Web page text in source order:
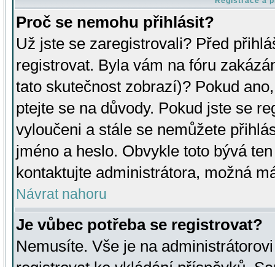
Proč se nemohu přihlásit?
Už jste se zaregistrovali? Před
registrovat. Byla vám na fóru
tato skutečnost zobrazí)? Pokud
ptejte se na důvody. Pokud jste se
vyloučeni a stále se nemůžete
jméno a heslo. Obvykle toto bývá
kontaktujte administrátora, možná
Návrat nahoru
Je vůbec potřeba se registrovat?
Nemusíte. Vše je na